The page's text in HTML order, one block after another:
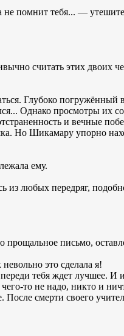
помнит тебя... —
считать этих двоих
Глубоко погружённый
Однако просмотры их
и вечные
Но Шикамару упорно
ему.
из любых передряг,
письмо,
это сделала я!
тебя ждет лучшее. И
то не надо, никто и
После смерти своего